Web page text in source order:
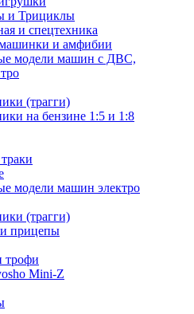
и Трициклы
и спецтехника
и амфибии
модели машин с ДВС,
(трагги)
на бензине 1:5 и 1:8
модели машин электро
(трагги)
прицепы
трофи
Mini-Z